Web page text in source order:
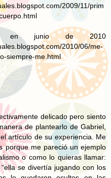
2009/11/prim
en junio de 2010
2010/06/me-
siempre-me.html
delicado pero siento
de plantearlo de Gabriel,
artículo de su experiencia. Me
porque me pareció un ejemplo
o como lo quieras llamar:
se divertía jugando con los